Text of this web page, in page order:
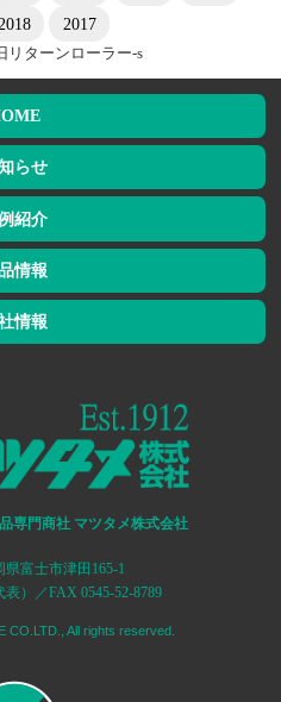
2017
リターンローラー-s
らせ
紹介
情報
情報
専門商社 マツタメ株式会社
県富士市津田165-1
表）／FAX 0545-52-8789
CO.LTD., All rights reserved.